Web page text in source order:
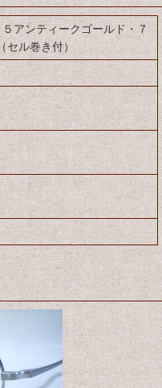
アンティークゴールド・７
セル巻き付）